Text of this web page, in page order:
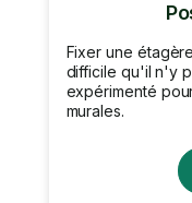
Fixer une
difficile qu'il n'y
expérimenté
murales.